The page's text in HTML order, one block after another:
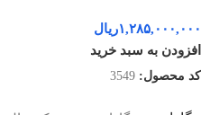
۱,۲۸۵,۰۰۰,۰۰۰ریال
افزودن به سبد خرید
کد محصول: 3549